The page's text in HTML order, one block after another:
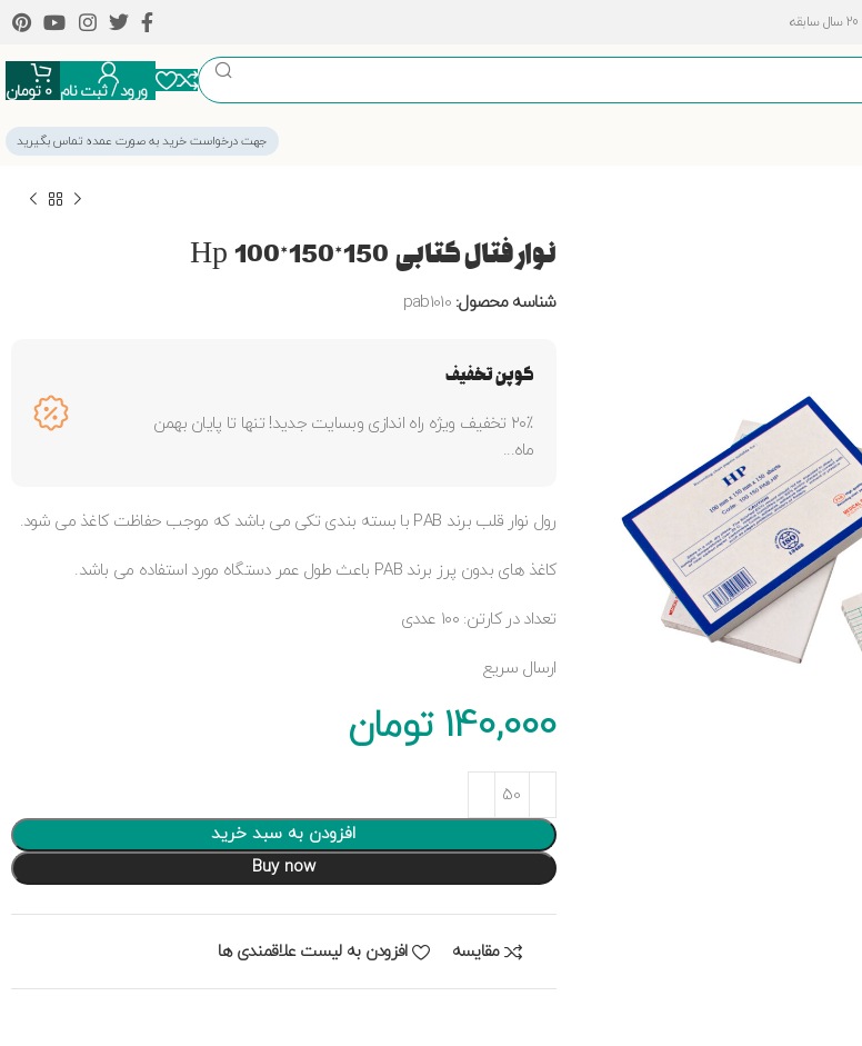
ورود / ثبت نام 0 تومان
جهت درخواست خرید به صورت عمده تماس بگیرید
نوار فتال کتابی 150*150*100 Hp
شناسه محصول:pab1010
کوپن تخفیف
۲۰٪ تخفیف ویژه راه اندازی وبسایت جدید! تنها تا پایان بهمن
ماه...
رول نوار قلب برند PAB با بسته بندی تکی می باشد که موجب حفاظت کاغذ می شود.
کاغذ های بدون پرز برند PAB باعث طول عمر دستگاه مورد استفاده می باشد.
تعداد در کارتن: ۱۰۰ عددی
ارسال سریع
140,000 تومان
افزودن به سبد خرید
Buy now
مقایسه افزودن به لیست علاقمندی ها